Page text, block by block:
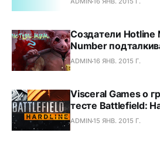
Создатели Hotline
Number
ADMIN16 ЯНВ. 2015 Г.
Visceral Games о
тесте Battlefield:
ADMIN15 ЯНВ. 2015 Г.